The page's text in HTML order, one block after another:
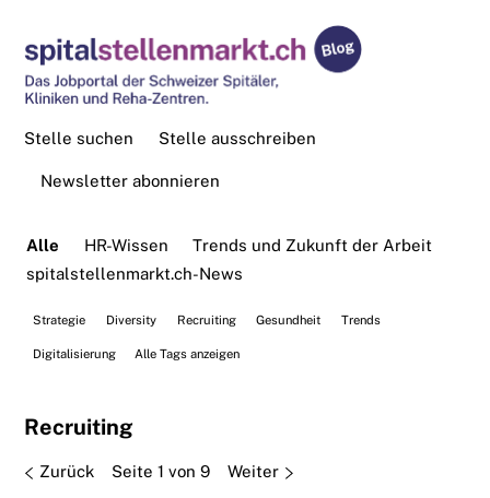
Stelle ausschreiben
Stelle suchen
Newsletter abonnieren
Alle HR-Wissen
Trends und Zukunft der Arbeit
spitalstellenmarkt.ch-News
Strategie Diversity Recruiting Gesundheit Trends
Digitalisierung Alle Tags anzeigen
Recruiting
ZurückSeite 1 von 9 Weiter